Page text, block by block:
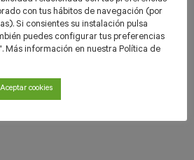
veure si tots els aspectes estan
atrezzo, vestuari, perruqueria,
i després de
grups, s’han de recollir les
con tus hábitos de navegación (por
Si consientes su instalación pulsa
puedes configurar tus preferencias
Más información en nuestra Política de
Aceptar cookies